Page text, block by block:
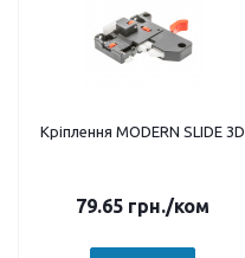
Кріплення MODERN SLIDE 3D
79.65 грн./ком